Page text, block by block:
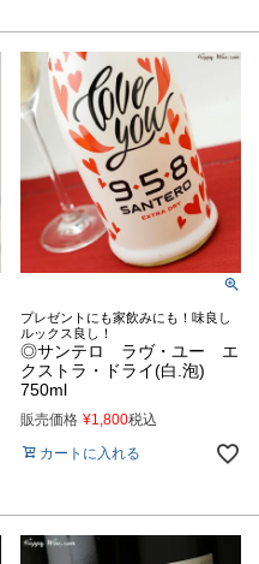
プレゼントにも家飲みにも！味良し
ルックス良し！
◎サンテロ ラヴ・ユー エ
クストラ・ドライ(白.泡)
750ml
販売価格 ¥1,800税込
カートに入れる